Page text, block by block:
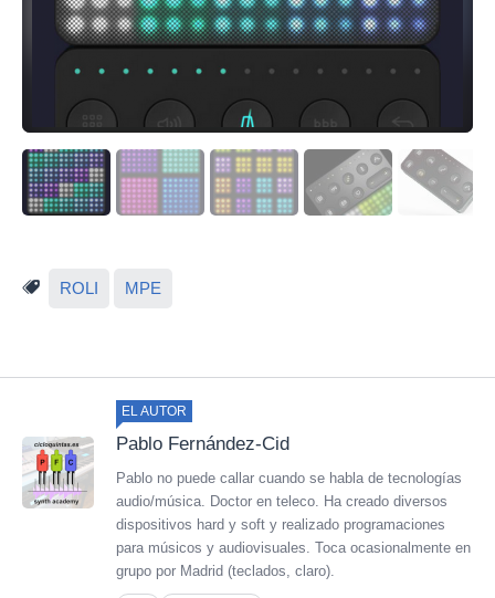
ROLI MPE
EL AUTOR
Pablo Fernández-Cid
Pablo no puede callar cuando se habla de tecnologías
audio/música. Doctor en teleco. Ha creado diversos
dispositivos hard y soft y realizado programaciones
para músicos y audiovisuales. Toca ocasionalmente en
grupo por Madrid (teclados, claro).